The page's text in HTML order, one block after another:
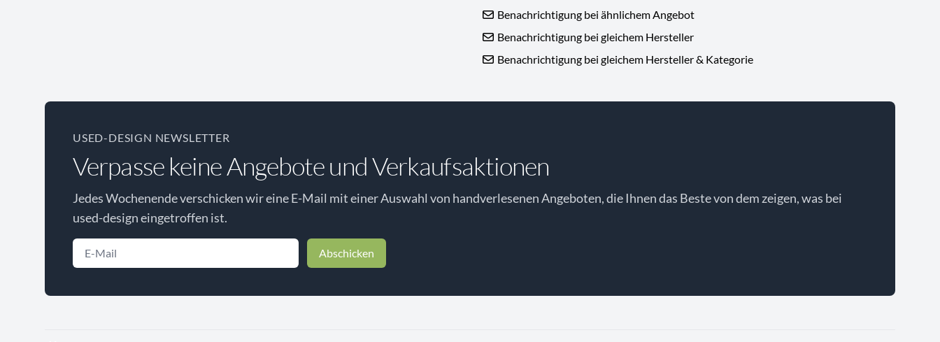
Benachrichtigung bei ähnlichem Angebot
Benachrichtigung bei gleichem Hersteller
Benachrichtigung bei gleichem Hersteller & Kategorie
USED-DESIGN NEWSLETTER
Verpasse keine Angebote und Verkaufsaktionen
Jedes Wochenende verschicken wir eine E-Mail mit einer Auswahl von handverlesenen Angeboten, die Ihnen das Beste von dem zeigen, was bei
used-design eingetroffen ist.
Abschicken